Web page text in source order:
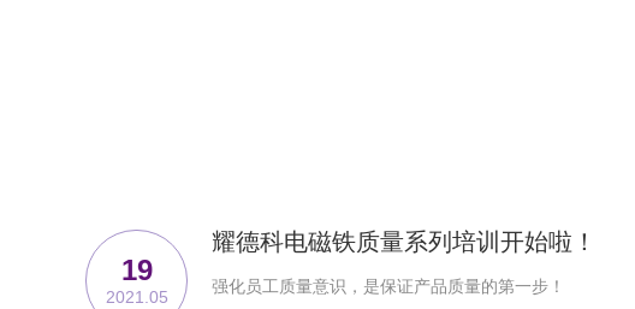
19
2021.05
耀德科电磁铁质量系列培训开始啦！
强化员工质量意识，是保证产品质量的第一步！